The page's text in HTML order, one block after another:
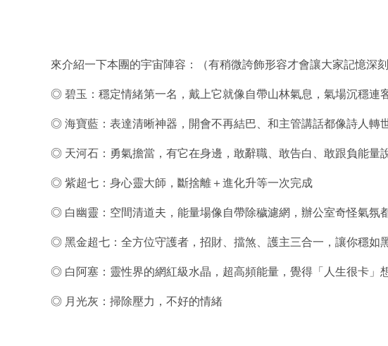
來介紹一下本團的宇宙陣容：（有稍微誇飾形容才會讓大家記憶深刻
◎ 碧玉：穩定情緒第一名，戴上它就像自帶山林氣息，氣場沉穩連
◎ 海寶藍：表達清晰神器，開會不再結巴、和主管講話都像詩人轉
◎ 天河石：勇氣擔當，有它在身邊，敢辭職、敢告白、敢跟負能量
◎ 紫超七：身心靈大師，斷捨離＋進化升等一次完成
◎ 白幽靈：空間清道夫，能量場像自帶除穢濾網，辦公室奇怪氣氛
◎ 黑金超七：全方位守護者，招財、擋煞、護主三合一，讓你穩如
◎ 白阿塞：靈性界的網紅級水晶，超高頻能量，覺得「人生很卡」
◎ 月光灰：掃除壓力，不好的情緒